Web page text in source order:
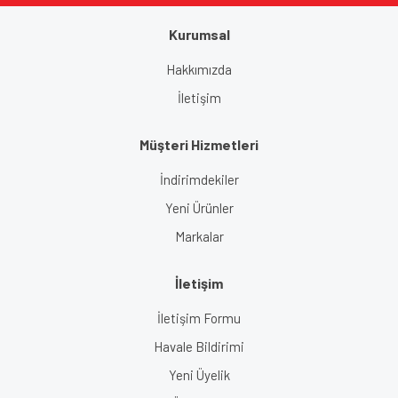
Kurumsal
Hakkımızda
İletişim
Müşteri Hizmetleri
İndirimdekiler
Yeni Ürünler
Markalar
İletişim
İletişim Formu
Havale Bildirimi
Yeni Üyelik